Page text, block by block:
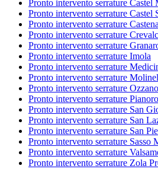
Pronto intervento serrature Castel
Pronto intervento serrature Castel
Pronto intervento serrature
Pronto intervento serrature
Pronto intervento serrature
Pronto intervento serrature Imola
Pronto intervento serrature
Pronto intervento serrature
Pronto intervento serrature
Pronto intervento serrature Pianoro
Pronto intervento serrature San
Pronto intervento serrature San
Pronto intervento serrature San
Pronto intervento serrature Sasso
Pronto intervento serrature
Pronto intervento serrature Zola